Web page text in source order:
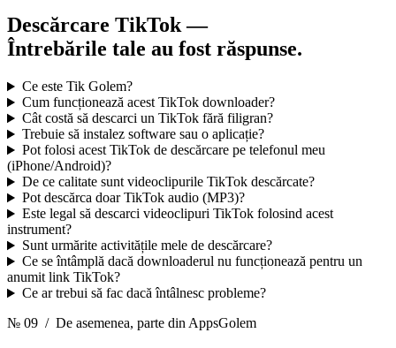
Descărcare TikTok —
Întrebările tale au fost răspunse.
Ce este Tik Golem?
Cum funcționează acest TikTok downloader?
Cât costă să descarci un TikTok fără filigran?
Trebuie să instalez software sau o aplicație?
Pot folosi acest TikTok de descărcare pe telefonul meu
(iPhone/Android)?
De ce calitate sunt videoclipurile TikTok descărcate?
Pot descărca doar TikTok audio (MP3)?
Este legal să descarci videoclipuri TikTok folosind acest
instrument?
Sunt urmărite activitățile mele de descărcare?
Ce se întâmplă dacă downloaderul nu funcționează pentru un
anumit link TikTok?
Ce ar trebui să fac dacă întâlnesc probleme?
№ 09 / De asemenea, parte din AppsGolem